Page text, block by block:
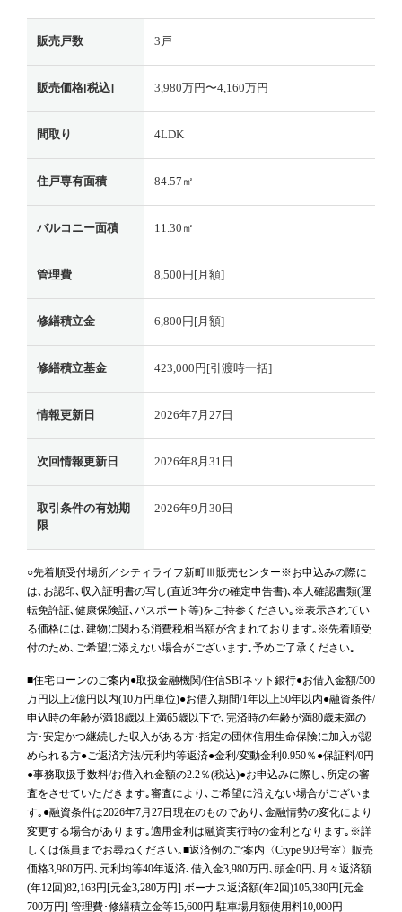
販売戸数 3戸
販売価格[税込] 3,980万円〜4,160万円
間取り 4LDK
住戸専有面積 84.57㎡
バルコニー面積 11.30㎡
管理費 8,500円[月額]
修繕積立金 6,800円[月額]
修繕積立基金 423,000円[引渡時一括]
情報更新日 2026年7月27日
次回情報更新日 2026年8月31日
取引条件の有効期
限
2026年9月30日
○先着順受付場所／シティライフ新町Ⅲ販売センター※お申込みの際に
は､お認印､収入証明書の写し(直近3年分の確定申告書)､本人確認書類(運
転免許証､健康保険証､パスポート等)をご持参ください｡※表示されてい
る価格には､建物に関わる消費税相当額が含まれております｡※先着順受
付のため､ご希望に添えない場合がございます｡予めご了承ください｡
■住宅ローンのご案内●取扱金融機関/住信SBIネット銀行●お借入金額/500
万円以上2億円以内(10万円単位)●お借入期間/1年以上50年以内●融資条件/
申込時の年齢が満18歳以上満65歳以下で､完済時の年齢が満80歳未満の
方･安定かつ継続した収入がある方･指定の団体信用生命保険に加入が認
められる方●ご返済方法/元利均等返済●金利/変動金利0.950％●保証料/0円
●事務取扱手数料/お借入れ金額の2.2％(税込)●お申込みに際し､所定の審
査をさせていただきます｡審査により､ご希望に沿えない場合がございま
す｡●融資条件は2026年7月27日現在のものであり､金融情勢の変化により
変更する場合があります｡適用金利は融資実行時の金利となります｡※詳
しくは係員までお尋ねください｡■返済例のご案内〈Ctype 903号室〉販売
価格3,980万円､元利均等40年返済､借入金3,980万円､頭金0円､月々返済額
(年12回)82,163円[元金3,280万円] ボーナス返済額(年2回)105,380円[元金
700万円] 管理費･修繕積立金等15,600円 駐車場月額使用料10,000円